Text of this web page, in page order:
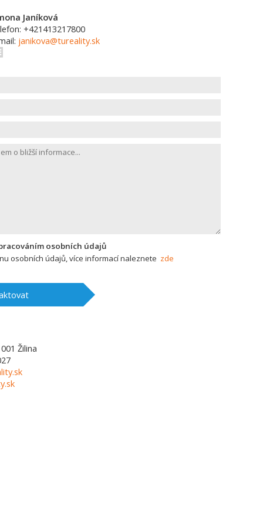
Janíková
+421413217800
janikova@tureality.sk
osobních údajů
osobních údajů, více informací naleznete zde
Žilina